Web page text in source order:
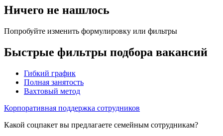
Ничего не нашлось
Попробуйте изменить формулировку или фильтры
Быстрые фильтры подбора вакансий
Гибкий график
Полная занятость
Вахтовый метод
Корпоративная поддержка сотрудников
Какой соцпакет вы предлагаете семейным сотрудникам?